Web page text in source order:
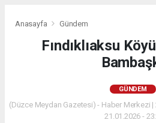
Anasayfa Gündem
Fındıklıaksu
GÜNDEM
(Düzce Meydan Gazetesi) - Haber Merkezi |
21.01.2026 -